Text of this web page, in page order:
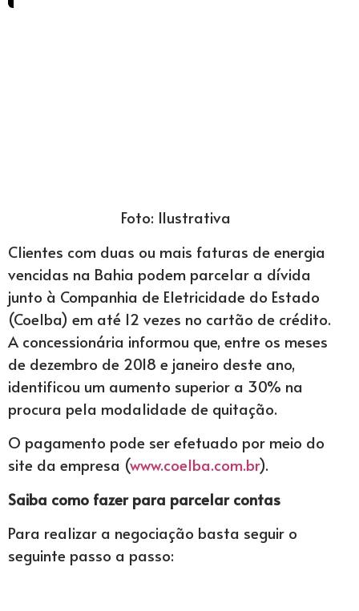
Foto: Ilustrativa
Clientes com duas ou mais faturas de energia
vencidas na Bahia podem parcelar a dívida
junto à Companhia de Eletricidade do Estado
(Coelba) em até 12 vezes no cartão de crédito.
A concessionária informou que, entre os meses
de dezembro de 2018 e janeiro deste ano,
identificou um aumento superior a 30% na
procura pela modalidade de quitação.
O pagamento pode ser efetuado por meio do
site da empresa (www.coelba.com.br).
Saiba como fazer para parcelar contas
Para realizar a negociação basta seguir o
seguinte passo a passo: